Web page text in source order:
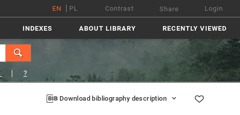
EN PL Contrast Share Login
INDEXES ABOUT LIBRARY RECENTLY VIEWED
?
Download bibliography description